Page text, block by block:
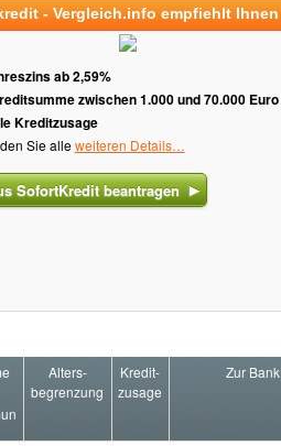
- Vergleich.info empfiehlt Ihnen
ab 2,59%
zwischen 1.000 und 70.000 Euro
Kreditzusage
Sie alleweiteren Details…
SofortKredit beantragen
Alters-
begrenzung
Kredit-
zusage
Zur Bank